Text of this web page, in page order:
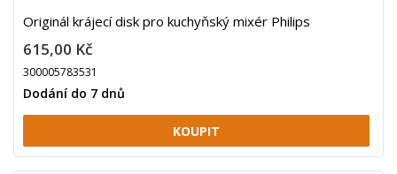
Originál krájecí disk pro kuchyňský mixér Philips
615,00 Kč
300005783531
Dodání do 7 dnů